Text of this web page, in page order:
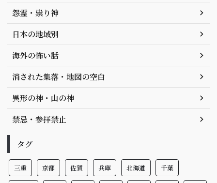
怨霊・祟り神
日本の地域別
海外の怖い話
消された集落・地図の空白
異形の神・山の神
禁忌・参拝禁止
タグ
三重 京都 佐賀 兵庫 北海道 千葉